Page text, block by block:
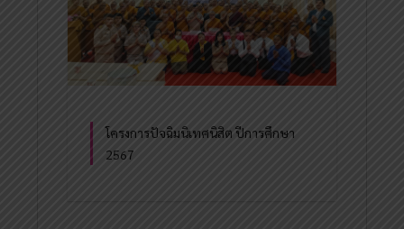
โครงการปัจฉิมนิเทศนิสิต ปีการศึกษา
2567